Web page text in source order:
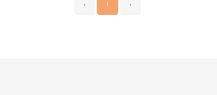
‹ 1 ›